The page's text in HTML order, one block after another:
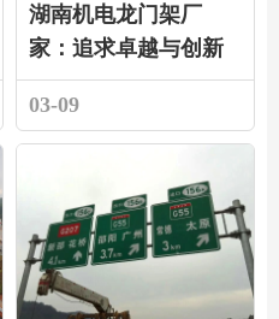
湖南机电龙门架厂
家：追求卓越与创新
03-09